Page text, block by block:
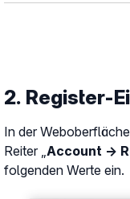
2. Register-
In der
Reiter „Account →
folgenden Werte ein.